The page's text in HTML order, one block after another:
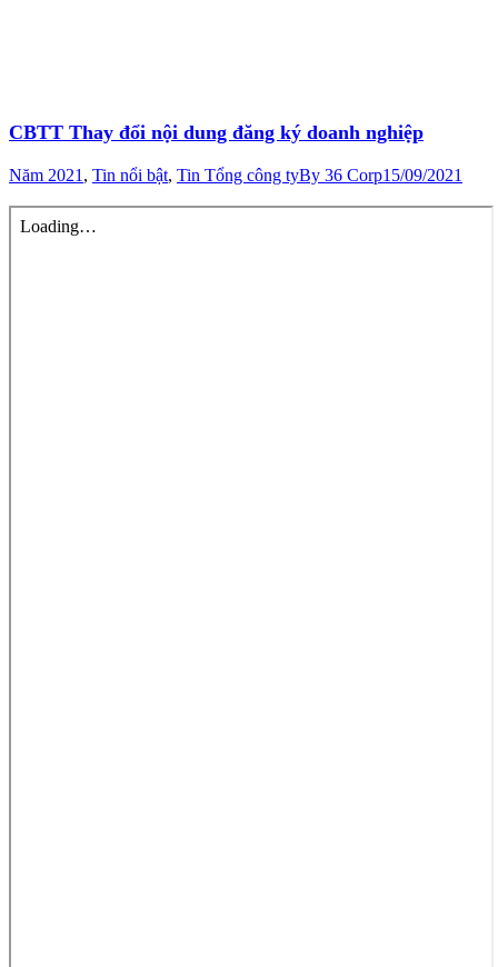
CBTT Thay đổi nội dung đăng ký doanh nghiệp
Năm 2021 , Tin nổi bật, Tin Tổng công tyBy 36 Corp15/09/2021